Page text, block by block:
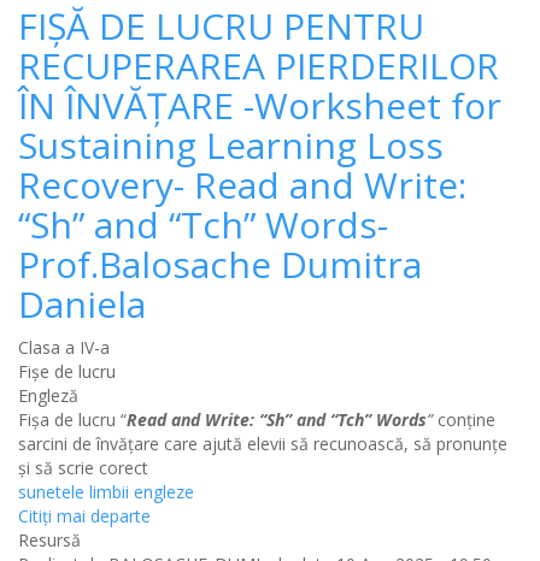
FIȘĂ DE LUCRU PENTRU
RECUPERAREA PIERDERILOR
ÎN ÎNVĂȚARE -Worksheet for
Sustaining Learning Loss
Recovery- Read and Write:
“Sh” and “Tch” Words-
Prof.Balosache Dumitra
Daniela
Clasa a IV-a
Fișe de lucru
Engleză
Fișa de lucru “Read and Write: “Sh” and “Tch” Words”conține
sarcini de învățare care ajută elevii să recunoască, să pronunțe
și să scrie corect
sunetele limbii engleze
Citiţi mai departe
Resursă